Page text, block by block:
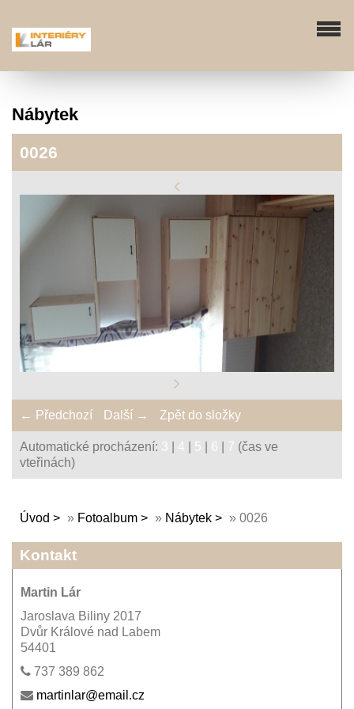
Nábytek
0026
← Předchozí Další → Zpět do složky
Automatické procházení: 3 4 5 6 7 (čas ve
vteřinách)
Úvod » Fotoalbum » Nábytek » 0026
Kontakt
Martin Lár
Jaroslava Biliny 2017
Dvůr Králové nad Labem
54401
737 389 862
martinlar@email.cz